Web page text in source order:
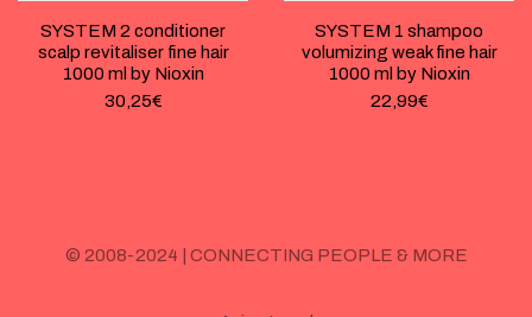
SYSTEM 2 conditioner
scalp revitaliser fine hair
1000 ml by Nioxin
30,25€
SYSTEM 1 shampoo
volumizing weak fine hair
1000 ml by Nioxin
22,99€
© 2008-2024 | CONNECTING PEOPLE & MORE